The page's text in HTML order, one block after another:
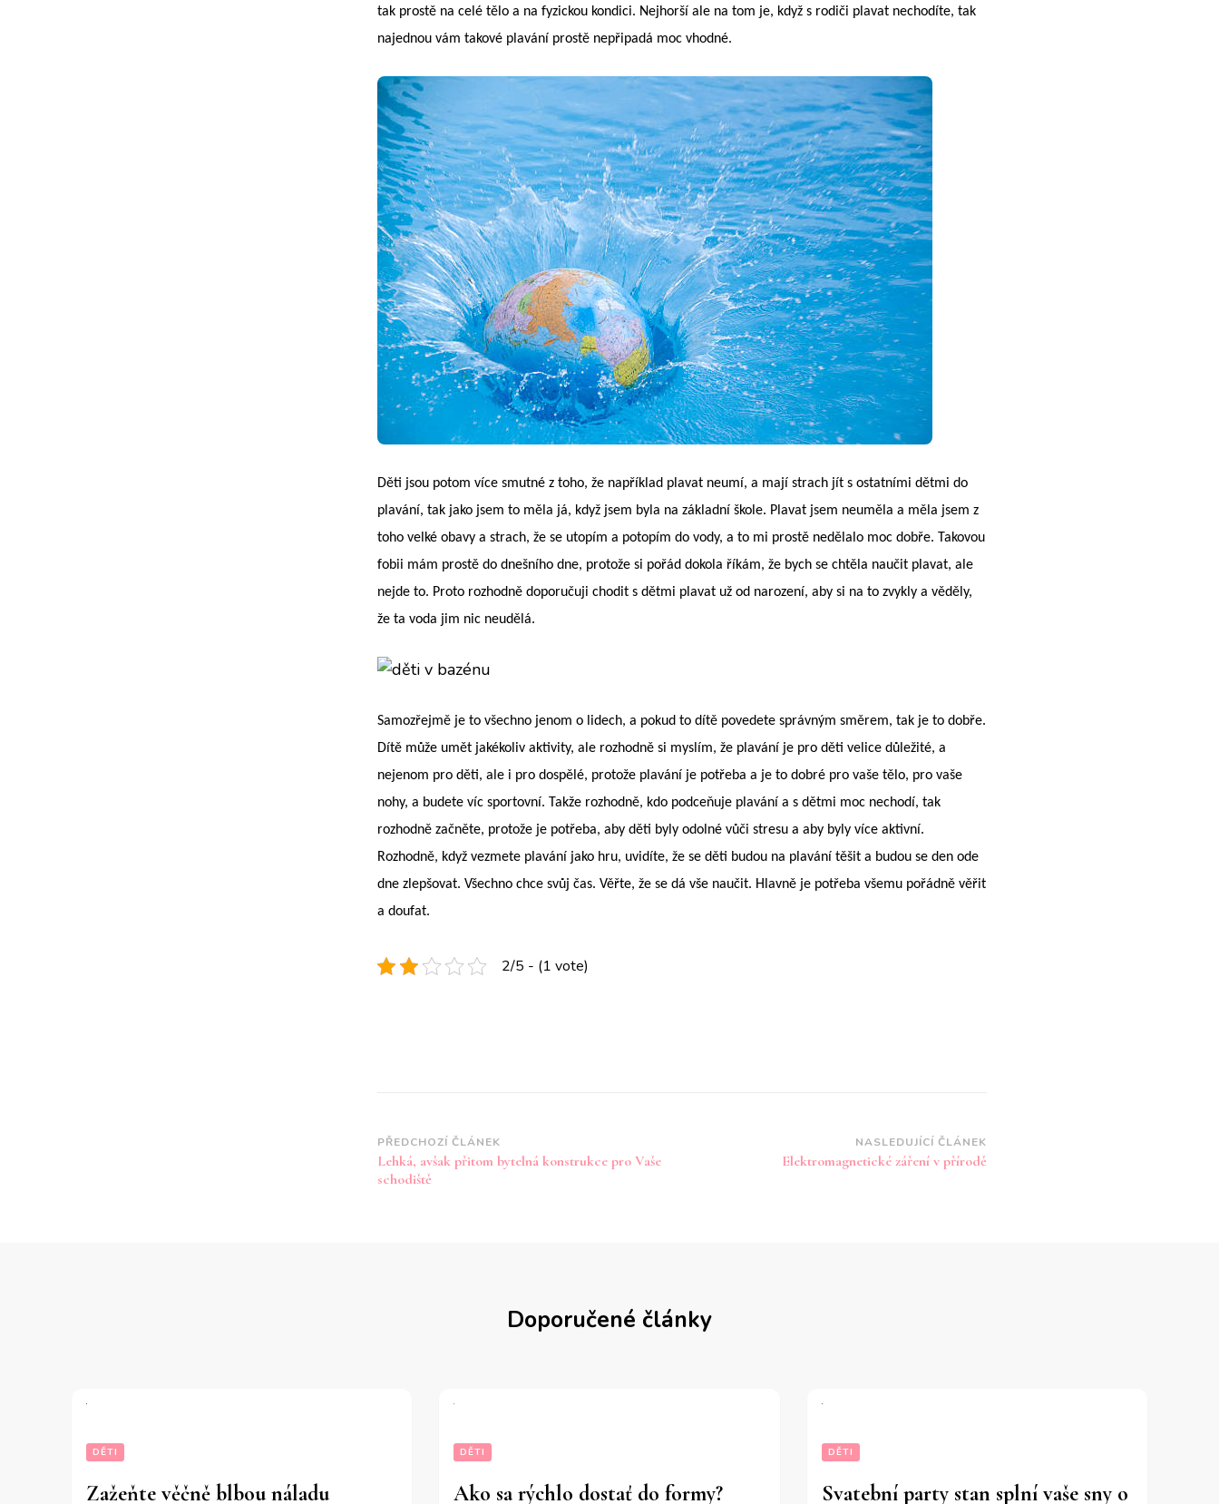
tak prostě na celé tělo a na fyzickou kondici. Nejhorší ale na tom je, když s rodiči plavat nechodíte, tak
najednou vám takové plavání prostě nepřipadá moc vhodné.
Děti jsou potom více smutné z toho, že například plavat neumí, a mají strach jít s ostatními dětmi do
plavání, tak jako jsem to měla já, když jsem byla na základní škole. Plavat jsem neuměla a měla jsem z
toho velké obavy a strach, že se utopím a potopím do vody, a to mi prostě nedělalo moc dobře. Takovou
fobii mám prostě do dnešního dne, protože si pořád dokola říkám, že bych se chtěla naučit plavat, ale
nejde to. Proto rozhodně doporučuji chodit s dětmi plavat už od narození, aby si na to zvykly a věděly,
že ta voda jim nic neudělá.
Samozřejmě je to všechno jenom o lidech, a pokud to dítě povedete správným směrem, tak je to dobře.
Dítě může umět jakékoliv aktivity, ale rozhodně si myslím, že plavání je pro děti velice důležité, a
nejenom pro děti, ale i pro dospělé, protože plavání je potřeba a je to dobré pro vaše tělo, pro vaše
nohy, a budete víc sportovní. Takže rozhodně, kdo podceňuje plavání a s dětmi moc nechodí, tak
rozhodně začněte, protože je potřeba, aby děti byly odolné vůči stresu a aby byly více aktivní.
Rozhodně, když vezmete plavání jako hru, uvidíte, že se děti budou na plavání těšit a budou se den ode
dne zlepšovat. Všechno chce svůj čas. Věřte, že se dá vše naučit. Hlavně je potřeba všemu pořádně věřit
a doufat.
2/5 - (1 vote)
Navigace
příspěvku
PŘEDCHOZÍ ČLÁNEK
Lehká, avšak přitom bytelná konstrukce pro Vaše
schodiště
NASLEDUJÍCÍ ČLÁNEK
Elektromagnetické záření v přírodě
Doporučené články
DĚTI
Zažeňte věčně blbou náladu
DĚTI
Ako sa rýchlo dostať do formy?
DĚTI
Svatební party stan splní vaše sny o